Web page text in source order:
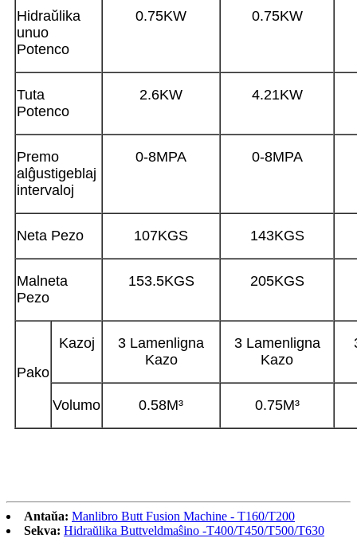
Hidraŭlika
unuo
Potenco
0.75KW 0.75KW
Tuta
Potenco
2.6KW 4.21KW
Premo
alĝustigeblaj
intervaloj
0-8MPA 0-8MPA
Neta Pezo 107KGS 143KGS
Malneta
Pezo
153.5KGS 205KGS
Pako
Kazoj
3 Lamenligna
Kazo
3 Lamenligna
Kazo
Volumo 0.58M³ 0.75M³
Antaŭa: Manlibro Butt Fusion Machine - T160/T200
Sekva: Hidraŭlika Buttveldmaŝino -T400/T450/T500/T630